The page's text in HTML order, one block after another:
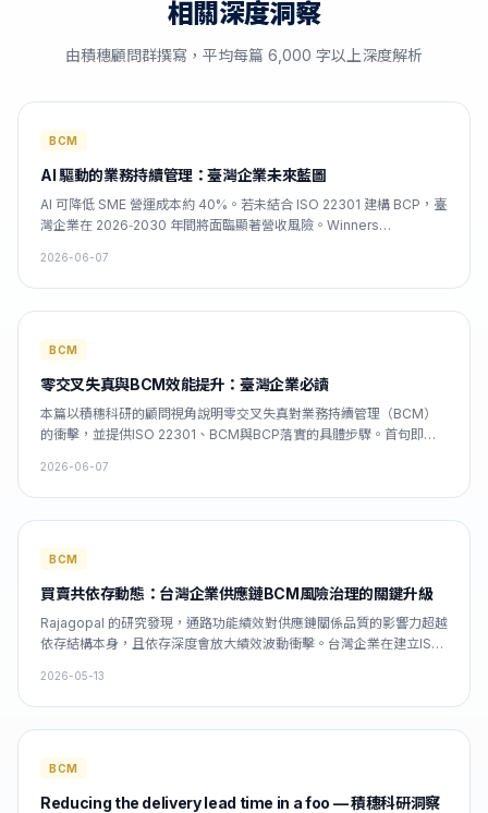
相關深度洞察
由積穗顧問群撰寫，平均每篇 6,000 字以上深度解析
BCM
AI 驅動的業務持續管理：臺灣企業未來藍圖
AI 可降低 SME 營運成本約 40%。若未結合 ISO 22301 建構 BCP，臺
灣企業在 2026‑2030 年間將面臨顯著營收風險。Winners
協助快速達標。
2026-06-07
BCM
零交叉失真與BCM效能提升：臺灣企業必讀
本篇以積穗科研的顧問視角說明零交叉失真對業務持續管理（BCM）
的衝擊，並提供ISO 22301、BCM與BCP落實的具體步驟。首句即指
2026-06-07
BCM
買賣共依存動態：台灣企業供應鏈BCM風險治理的關鍵升級
Rajagopal 的研究發現，通路功能績效對供應鏈關係品質的影響力超越
依存結構本身，且依存深度會放大績效波動衝擊。台灣企業在建立ISO
矩陣，將RTO/RPO目標設定與關鍵供應商響應能力連結，確保業務持
續計畫在供應鏈共依存壓力下真
2026-05-13
BCM
Reducing the delivery lead time in a foo — 積穗科研洞察